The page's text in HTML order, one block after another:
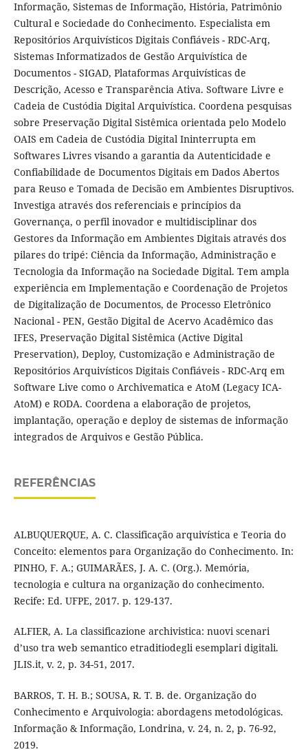
Informação, Sistemas de Informação, História, Patrimônio
Cultural e Sociedade do Conhecimento. Especialista em
Repositórios Arquivísticos Digitais Confiáveis - RDC-Arq,
Sistemas Informatizados de Gestão Arquivística de
Documentos - SIGAD, Plataformas Arquivísticas de
Descrição, Acesso e Transparência Ativa. Software Livre e
Cadeia de Custódia Digital Arquivística. Coordena pesquisas
sobre Preservação Digital Sistêmica orientada pelo Modelo
OAIS em Cadeia de Custódia Digital Ininterrupta em
Softwares Livres visando a garantia da Autenticidade e
Confiabilidade de Documentos Digitais em Dados Abertos
para Reuso e Tomada de Decisão em Ambientes Disruptivos.
Investiga através dos referenciais e princípios da
Governança, o perfil inovador e multidisciplinar dos
Gestores da Informação em Ambientes Digitais através dos
pilares do tripé: Ciência da Informação, Administração e
Tecnologia da Informação na Sociedade Digital. Tem ampla
experiência em Implementação e Coordenação de Projetos
de Digitalização de Documentos, de Processo Eletrônico
Nacional - PEN, Gestão Digital de Acervo Acadêmico das
IFES, Preservação Digital Sistêmica (Active Digital
Preservation), Deploy, Customização e Administração de
Repositórios Arquivísticos Digitais Confiáveis - RDC-Arq em
Software Live como o Archivematica e AtoM (Legacy ICA-
AtoM) e RODA. Coordena a elaboração de projetos,
implantação, operação e deploy de sistemas de informação
integrados de Arquivos e Gestão Pública.
REFERÊNCIAS
ALBUQUERQUE, A. C. Classificação arquivística e Teoria do
Conceito: elementos para Organização do Conhecimento. In:
PINHO, F. A.; GUIMARÃES, J. A. C. (Org.). Memória,
tecnologia e cultura na organização do conhecimento.
Recife: Ed. UFPE, 2017. p. 129-137.
ALFIER, A. La classificazione archivistica: nuovi scenari
d’uso tra web semantico etraditiodegli esemplari digitali.
JLIS.it, v. 2, p. 34-51, 2017.
BARROS, T. H. B.; SOUSA, R. T. B. de. Organização do
Conhecimento e Arquivologia: abordagens metodológicas.
Informação & Informação, Londrina, v. 24, n. 2, p. 76-92,
2019.